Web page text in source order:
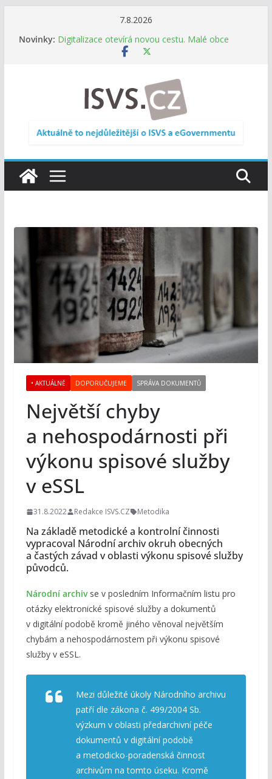
7.8.2026
Novinky: novou mobilní aplikaci
Digitalizace otevírá novou cestu. Malé obce
DIA: Stát poprvé v historii zapojuje širokou
veřejnost do testování digitálních služeb
DIA: Informační systém dlouhodobého řízení
(ISDŘ) je od července v plném provozu
zveřejnil materiály z nového jednání
• AKTUÁLNĚ DOPORUČUJEME SPRÁVA DOKUMENTŮ
Největší chyby
a nehospodárnosti při
výkonu spisové služby
v eSSL
31.8.2022 Redakce ISVS.CZ Metodika
Na základě metodické a kontrolní činnosti
vypracoval Národní archiv okruh obecných
a častých závad v oblasti výkonu spisové služby
původců.
Národní archivse v posledním Informačním listu pro
otázky elektronické spisové služby a dokumentů
v digitální podobě kromě jiného věnoval největším
chybám a nehospodárnostem při výkonu spisové
služby v eSSL.
Mezi důležité úkoly Národního archivu
patří dle zákona č. 499/2004 Sb.
výzkum v oblasti předarchivní péče
dokumentů v digitální podobě
a metodicko-poradenská činnost
archivům na tomto úseku. Kromě